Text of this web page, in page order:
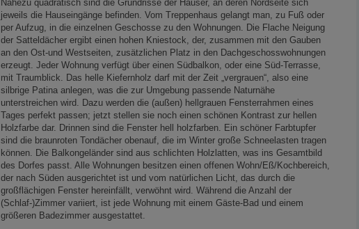
Nahezu quadratisch sind die Grundrisse der Häuser, an deren Nordseite sich
jeweils die Hauseingänge befinden. Vom Treppenhaus gelangt man, zu Fuß oder
per Aufzug, in die einzelnen Geschosse zu den Wohnungen. Die Flache Neigung
der Satteldächer ergibt einen hohen Kniestock, der, zusammen mit den Gauben
an den Ost-und Westseiten, zusätzlichen Platz in den Dachgeschosswohnungen
erzeugt. Jeder Wohnung verfügt über einen Südbalkon, oder eine Süd-Terrasse,
mit Traumblick. Das helle Kiefernholz darf mit der Zeit „vergrauen“, also eine
silbrige Patina anlegen, was die zur Umgebung passende Naturnähe
unterstreichen wird. Dazu werden die (außen) hellgrauen Fensterrahmen eines
Tages perfekt passen; jetzt stellen sie noch einen schönen Kontrast zur hellen
Holzfarbe dar. Drinnen sind die Fenster hell holzfarben. Ein schöner Farbtupfer
sind die braunroten Tondächer obenauf, die im Winter große Schneelasten tragen
können. Die Balkongeländer sind aus schlichten Holzlatten, was ins Gesamtbild
des Dorfes passt. Alle Wohnungen besitzen einen offenen Wohn/Eß/Kochbereich,
der nach Süden ausgerichtet ist und vom natürlichen Licht, das durch die
großflächigen Fenster hereinfällt, verwöhnt wird. Während die Anzahl der
(Schlaf-)Zimmer variiert, ist jede Wohnung mit einem Gäste-Bad und einem
größeren Badezimmer ausgestattet.